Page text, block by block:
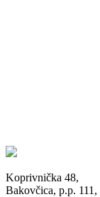
Koprivnička 48,
Bakovčica, p.p. 111,